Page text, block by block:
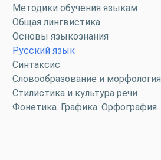
Методики обучения языкам
Общая лингвистика
Основы языкознания
Русский язык
Синтаксис
Словообразование и морфология
Стилистика и культура речи
Фонетика. Графика. Орфография